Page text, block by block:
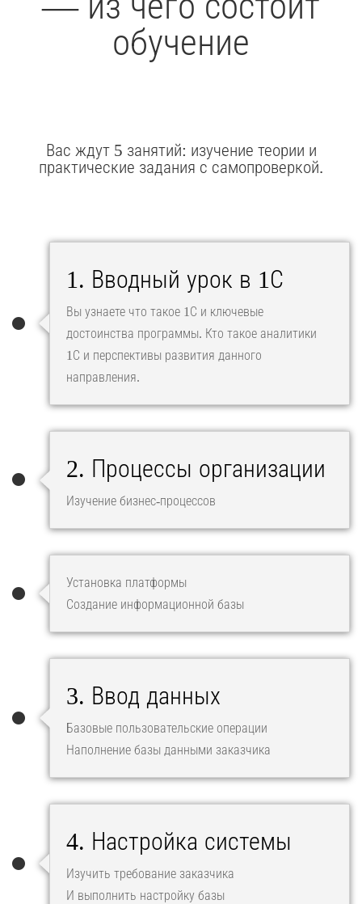
обучение
Вас ждут 5 занятий: изучение теории и
практические задания с самопроверкой.
1. Вводный урок в 1С
Вы узнаете что такое 1С и ключевые
достоинства программы. Кто такое аналитики
1С и перспективы развития данного
направления.
2. Процессы организации
Изучение бизнес-процессов
Установка платформы
Создание информационной базы
3. Ввод данных
Базовые пользовательские операции
Наполнение базы данными заказчика
4. Настройка системы
Изучить требование заказчика
И выполнить настройку базы